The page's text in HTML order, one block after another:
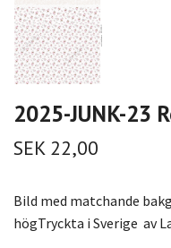
2025-JUNK-23
SEK 22,00
Bild med matchande
högTryckta i Sverige av